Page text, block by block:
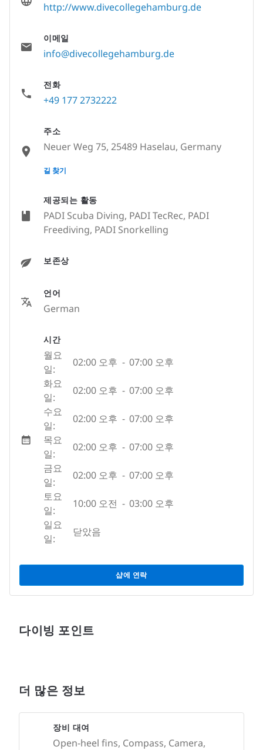
제공되는 활동
PADI Scuba Diving, PADI TecRec, PADI
Freediving, PADI Snorkelling
보존상
언어
German
시간
월요
일:
02:00 오후 - 07:00 오후
화요
일:
02:00 오후 - 07:00 오후
수요
일:
02:00 오후 - 07:00 오후
목요
일:
02:00 오후 - 07:00 오후
금요
일:
02:00 오후 - 07:00 오후
토요
일:
10:00 오전 - 03:00 오후
일요
일:
닫았음
샵에 연락
http://www.divecollegehamburg.de
이메일
info@divecollegehamburg.de
전화
+49 177 2732222
주소
Neuer Weg 75, 25489 Haselau, Germany
None
길 찾기
다이빙 포인트
더 많은 정보
장비 대여
Open-heel fins, Compass, Camera,